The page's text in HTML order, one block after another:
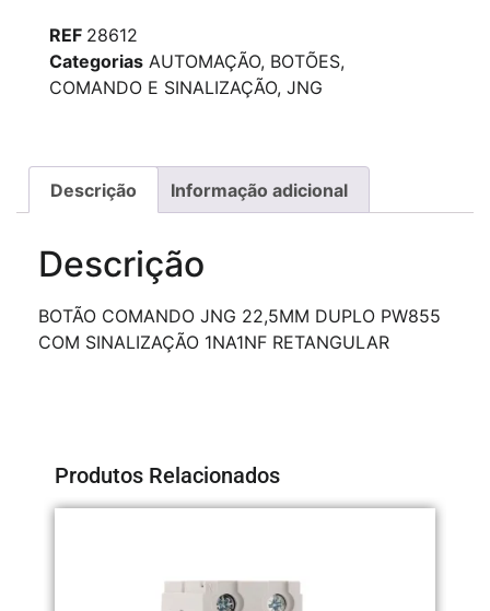
REF 28612
Categorias AUTOMAÇÃO, BOTÕES,
COMANDO E SINALIZAÇÃO, JNG
Descrição Informação adicional
Descrição
BOTÃO COMANDO JNG 22,5MM DUPLO PW855
COM SINALIZAÇÃO 1NA1NF RETANGULAR
Produtos Relacionados